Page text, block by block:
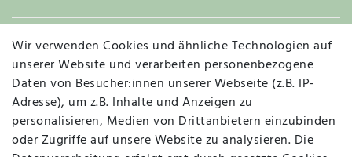
Widerruf
Vertrag widerrufen Kontakt
Wir verwenden Cookies und ähnliche Technologien auf
unserer Website und verarbeiten personenbezogene
Daten von Besucher:innen unserer Webseite (z.B. IP-
Adresse), um z.B. Inhalte und Anzeigen zu
personalisieren, Medien von Drittanbietern einzubinden
oder Zugriffe auf unsere Website zu analysieren. Die